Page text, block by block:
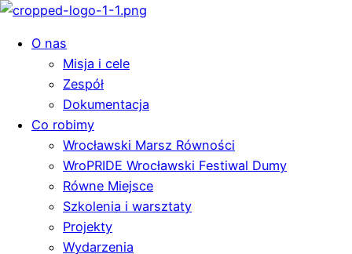
O nas
Misja i cele
Zespół
Dokumentacja
Co robimy
Wrocławski Marsz Równości
WroPRIDE Wrocławski Festiwal Dumy
Równe Miejsce
Szkolenia i warsztaty
Projekty
Wydarzenia